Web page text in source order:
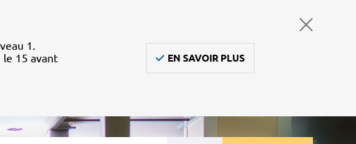
1.
le 15 avant
EN SAVOIR PLUS